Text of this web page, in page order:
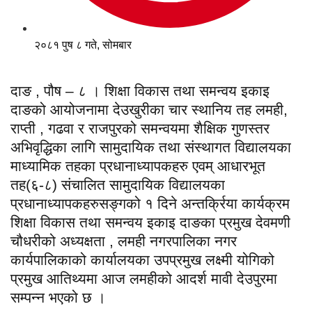
२०८१ पुष ८ गते, सोमबार
दाङ , पौष – ८ । शिक्षा विकास तथा समन्वय इकाइ
दाङको आयोजनामा देउखुरीका चार स्थानिय तह लमही,
राप्ती , गढवा र राजपुरको समन्वयमा शैक्षिक गुणस्तर
अभिवृद्धिका लागि सामुदायिक तथा संस्थागत विद्यालयका
माध्यामिक तहका प्रधानाध्यापकहरु एवम् आधारभूत
तह(६-८) संचालित सामुदायिक विद्यालयका
प्रधानाध्यापकहरुसङ्गको १ दिने अन्तर्क्रिया कार्यक्रम
शिक्षा विकास तथा समन्वय इकाइ दाङका प्रमुख देवमणी
चौधरीको अध्यक्षता , लमही नगरपालिका नगर
कार्यपालिकाको कार्यालयका उपप्रमुख लक्ष्मी योगिको
प्रमुख आतिथ्यमा आज लमहीको आदर्श मावी देउपुरमा
सम्पन्न भएको छ ।